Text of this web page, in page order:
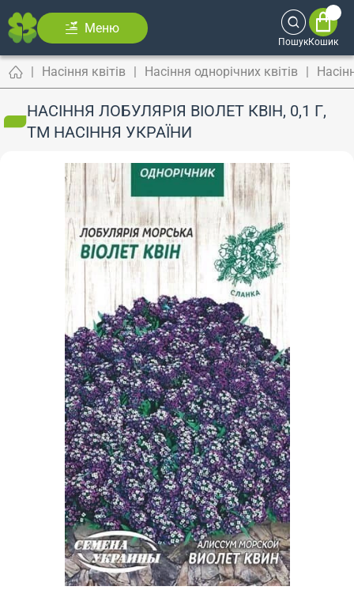
Меню
ПошукКошик
Насіння квітів Насіння однорічних квітів
НАСІННЯ ЛОБУЛЯРІЯ ВІОЛЕТ КВІН, 0,1 Г,
ТМ НАСІННЯ УКРАЇНИ